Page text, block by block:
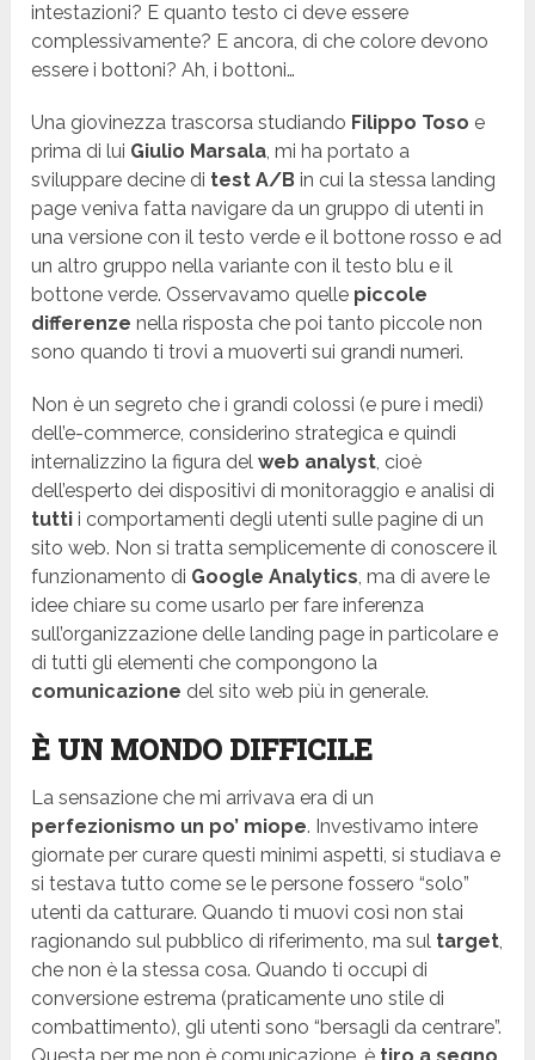
intestazioni? E quanto testo ci deve essere
complessivamente? E ancora, di che colore devono
essere i bottoni? Ah, i bottoni…
Una giovinezza trascorsa studiando Filippo Toso e
prima di lui Giulio Marsala, mi ha portato a
sviluppare decine di test A/B in cui la stessa landing
page veniva fatta navigare da un gruppo di utenti in
una versione con il testo verde e il bottone rosso e ad
un altro gruppo nella variante con il testo blu e il
bottone verde. Osservavamo quelle piccole
differenze nella risposta che poi tanto piccole non
sono quando ti trovi a muoverti sui grandi numeri.
Non è un segreto che i grandi colossi (e pure i medi)
dell’e-commerce, considerino strategica e quindi
internalizzino la figura delweb analyst, cioè
dell’esperto dei dispositivi di monitoraggio e analisi di
tutti i comportamenti degli utenti sulle pagine di un
sito web. Non si tratta semplicemente di conoscere il
funzionamento di Google Analytics, ma di avere le
idee chiare su come usarlo per fare inferenza
sull’organizzazione delle landing page in particolare e
di tutti gli elementi che compongono la
comunicazione del sito web più in generale.
È UN MONDO DIFFICILE
La sensazione che mi arrivava era di un
perfezionismo un po’ miope. Investivamo intere
giornate per curare questi minimi aspetti, si studiava e
si testava tutto come se le persone fossero “solo”
utenti da catturare. Quando ti muovi così non stai
ragionando sul pubblico di riferimento, ma sul target,
che non è la stessa cosa. Quando ti occupi di
conversione estrema (praticamente uno stile di
combattimento), gli utenti sono “bersagli da centrare”.